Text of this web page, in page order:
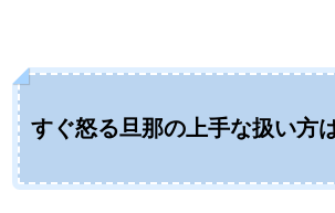
すぐ怒る旦那の上手な扱い方